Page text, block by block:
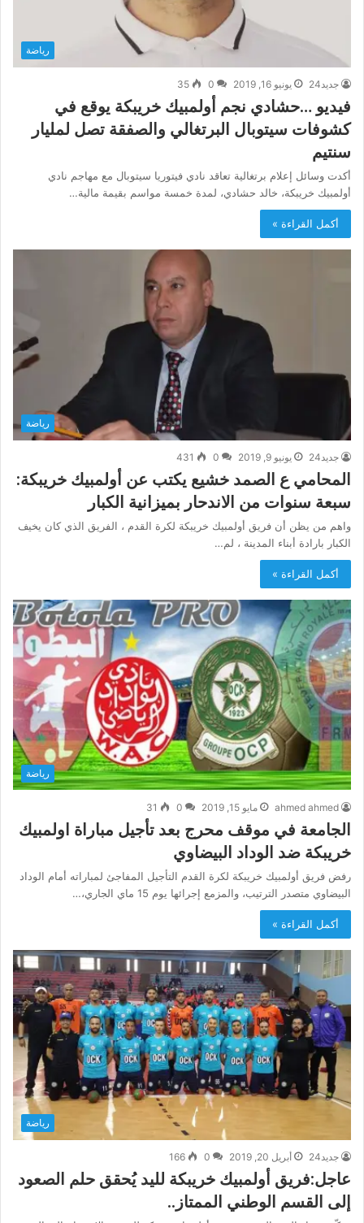
رياضة
جديد24 يونيو 16, 2019 0
35
فيديو …حشادي نجم أولمبيك خريبكة يوقع في
كشوفات سيتوبال البرتغالي والصفقة تصل لمليار
سنتيم
أكدت وسائل إعلام برتغالية تعاقد نادي فيتوريا سيتوبال مع مهاجم نادي
أولمبيك خريبكة، خالد حشادي، لمدة خمسة مواسم بقيمة مالية…
أكمل القراءة »
رياضة
جديد24 يونيو 9, 2019 0
431
المحامي ع الصمد خشيع يكتب عن أولمبيك خريبكة:
سبعة سنوات من الاندحار بميزانية الكبار
واهم من يظن أن فريق أولمبيك خريبكة لكرة القدم ، الفريق الذي كان يخيف
الكبار بارادة أبناء المدينة ، لم…
أكمل القراءة »
رياضة
ahmed ahmed مايو 15, 2019 0
31
الجامعة في موقف محرج بعد تأجيل مباراة اولمبيك
خريبكة ضد الوداد البيضاوي
رفض فريق أولمبيك خريبكة لكرة القدم التأجيل المفاجئ لمباراته أمام الوداد
البيضاوي متصدر الترتيب، والمزمع إجرائها يوم 15 ماي الجاري،…
أكمل القراءة »
رياضة
جديد24 أبريل 20, 2019 0
166
عاجل:فريق أولمبيك خريبكة لليد يُحقق حلم الصعود
إلى القسم الوطني الممتاز..